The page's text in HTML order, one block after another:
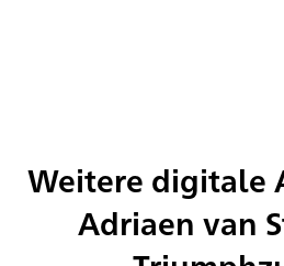
Weitere digitale
Adriaen van